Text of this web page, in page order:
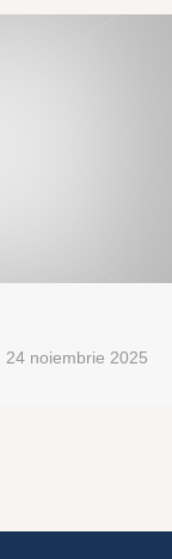
24 noiembrie 2025